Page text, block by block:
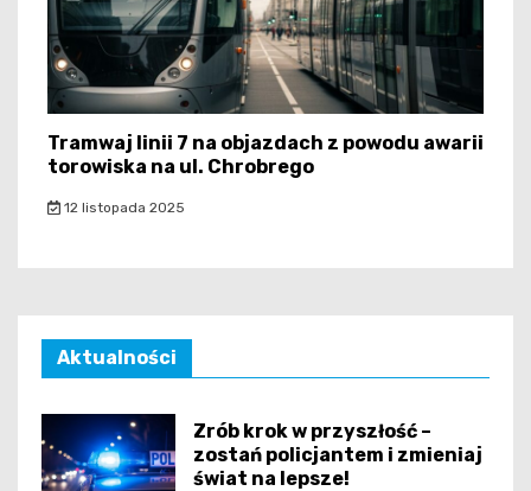
Tramwaj linii 7 na objazdach z powodu awarii
torowiska na ul. Chrobrego
12 listopada 2025
Aktualności
Zrób krok w przyszłość –
zostań policjantem i zmieniaj
świat na lepsze!